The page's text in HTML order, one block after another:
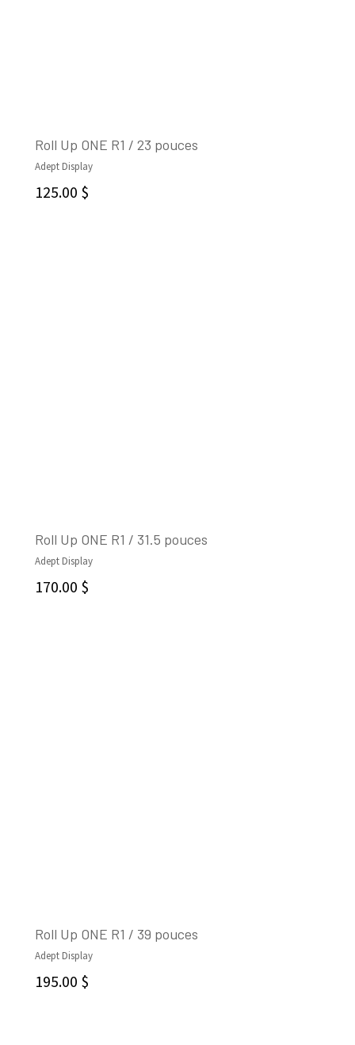
Roll Up ONE R1 / 23 pouces
Adept Display
125.00 $
Roll Up ONE R1 / 31.5 pouces
Adept Display
170.00 $
Roll Up ONE R1 / 39 pouces
Adept Display
195.00 $